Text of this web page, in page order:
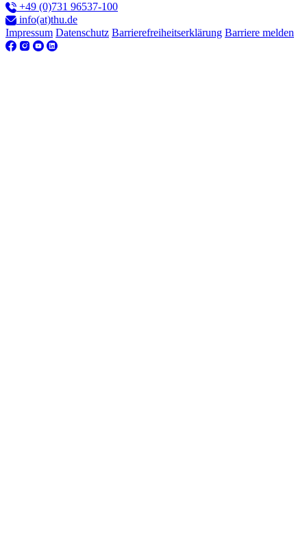
+49 (0)731 96537-100
info(at)thu.de
Impressum Datenschutz Barrierefreiheitserklärung Barriere melden